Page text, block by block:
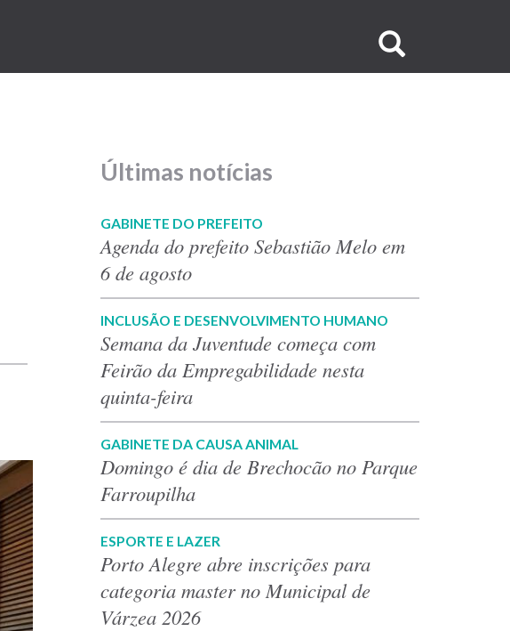
no
Últimas notícias
GABINETE DO PREFEITO
Agenda do prefeito Sebastião Melo em
6 de agosto
INCLUSÃO E DESENVOLVIMENTO HUMANO
Semana da Juventude começa com
Feirão da Empregabilidade nesta
quinta-feira
GABINETE DA CAUSA ANIMAL
Domingo é dia de Brechocão no Parque
Farroupilha
ESPORTE E LAZER
Porto Alegre abre inscrições para
categoria master no Municipal de
Várzea 2026